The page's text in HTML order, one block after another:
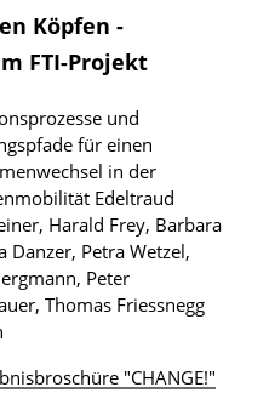
Köpfen -
FTI-Projekt
und
für einen
in der
Edeltraud
Harald Frey, Barbara
Danzer, Petra Wetzel,
Peter
Thomas Friessnegg
"CHANGE!"